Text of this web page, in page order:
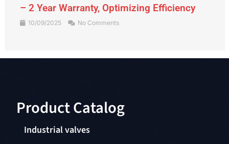
the Piping System
09/09/2025 No Comments
Product Catalog​
Industrial valves